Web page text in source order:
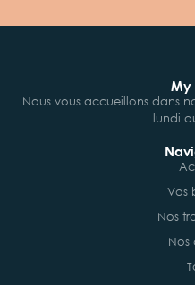
My
Nous vous accueillons dans
lundi
Vos
Nos
Nos